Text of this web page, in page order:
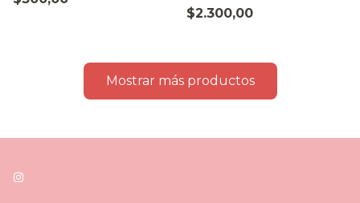
$2.300,00
Mostrar más productos